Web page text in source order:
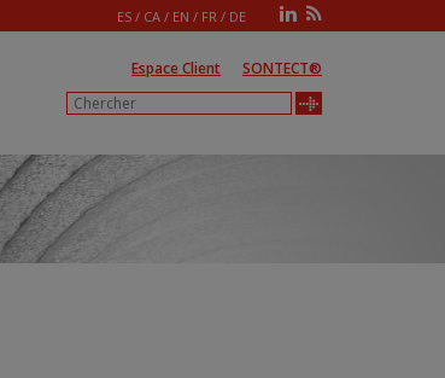
ES / CA / EN / FR / DE
Espace Client SONTECT®